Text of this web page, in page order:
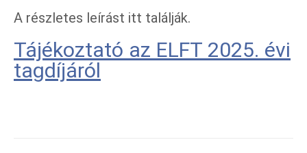
A részletes leírást itt találják.
Tájékoztató az ELFT 2025. évi
tagdíjáról